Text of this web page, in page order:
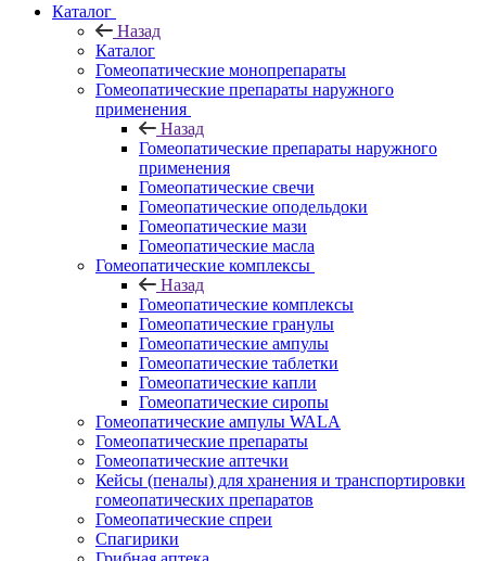
Каталог
Назад
Каталог
Гомеопатические монопрепараты
Гомеопатические препараты наружного
применения
Назад
Гомеопатические препараты наружного
применения
Гомеопатические свечи
Гомеопатические оподельдоки
Гомеопатические мази
Гомеопатические масла
Гомеопатические комплексы
Назад
Гомеопатические комплексы
Гомеопатические гранулы
Гомеопатические ампулы
Гомеопатические таблетки
Гомеопатические капли
Гомеопатические сиропы
Гомеопатические ампулы WALA
Гомеопатические препараты
Гомеопатические аптечки
Кейсы (пеналы) для хранения и транспортировки
гомеопатических препаратов
Гомеопатические спреи
Спагирики